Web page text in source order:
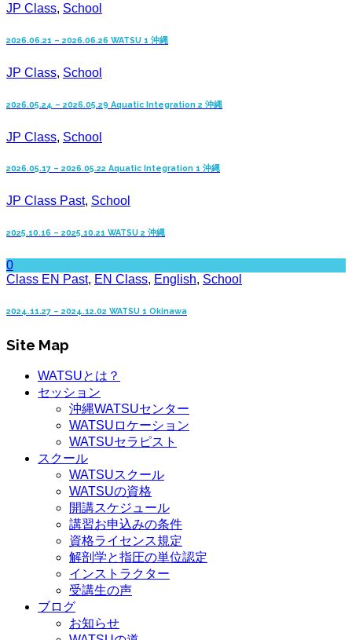
JP Class, School
2026.06.21 – 2026.06.26 WATSU 1 沖縄
JP Class, School
2026.05.24 – 2026.05.29 Aquatic Integration 2 沖縄
JP Class, School
2026.05.17 – 2026.05.22 Aquatic Integration 1 沖縄
JP Class Past, School
2025.10.16 – 2025.10.21 WATSU 2 沖縄
0
Class EN Past, EN Class, English, School
2024.11.27 – 2024.12.02 WATSU 1 Okinawa
Site Map
WATSUとは？
セッション
沖縄WATSUセンター
WATSUロケーション
WATSUセラピスト
スクール
WATSUスクール
WATSUの資格
開講スケジュール
講習お申込みの条件
資格ライセンス規定
解剖学と指圧の単位認定
インストラクター
受講生の声
ブログ
お知らせ